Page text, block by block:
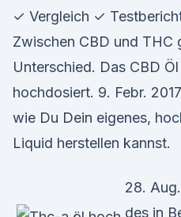
✓ Vergleich ✓
Zwischen CBD und THC
Unterschied. Das CBD
hochdosiert. 9. Febr.
wie Du Dein eigenes,
Liquid herstellen kannst.
28.
des in